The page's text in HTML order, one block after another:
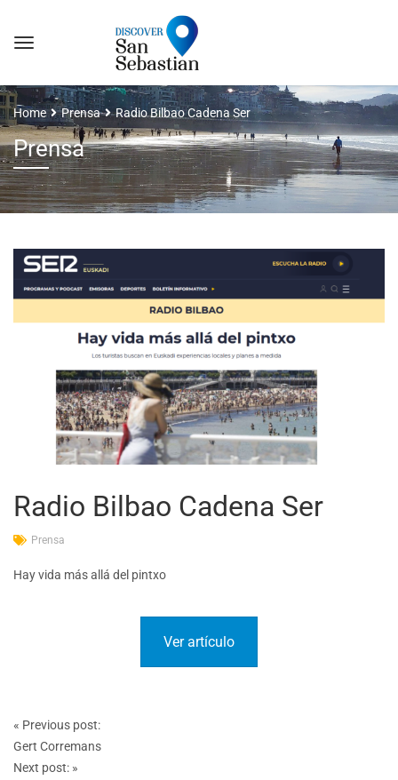
Home Prensa Radio Bilbao Cadena Ser
Prensa
Radio Bilbao Cadena Ser
Prensa
Hay vida más allá del pintxo
Ver artículo
Post
navigation
« Previous post:
Gert Corremans
Next post: »